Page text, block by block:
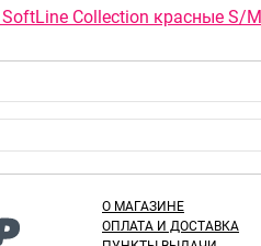
Collection красные S/M
О МАГАЗИНЕ
ОПЛАТА И ДОСТАВКА